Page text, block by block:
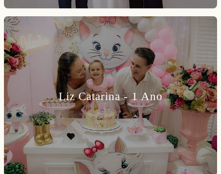
Liz Catarina - 1 Ano